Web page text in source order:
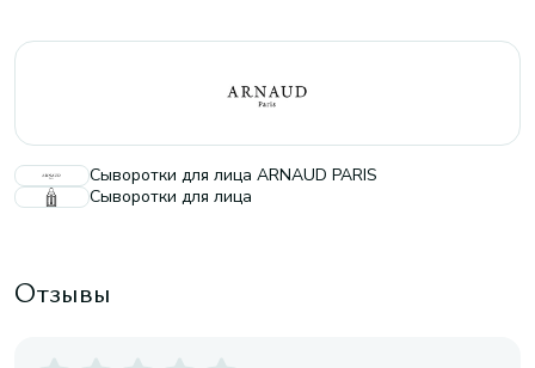
Сыворотки для лица ARNAUD PARIS
Сыворотки для лица
Отзывы